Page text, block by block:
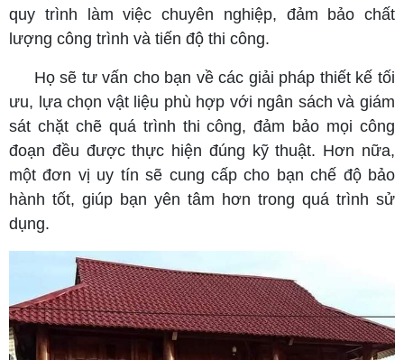
quy trình làm việc chuyên nghiệp, đảm bảo chất
lượng công trình và tiến độ thi công.
Họ sẽ tư vấn cho bạn về các giải pháp thiết kế tối
ưu, lựa chọn vật liệu phù hợp với ngân sách và giám
sát chặt chẽ quá trình thi công, đảm bảo mọi công
đoạn đều được thực hiện đúng kỹ thuật. Hơn nữa,
một đơn vị uy tín sẽ cung cấp cho bạn chế độ bảo
hành tốt, giúp bạn yên tâm hơn trong quá trình sử
dụng.